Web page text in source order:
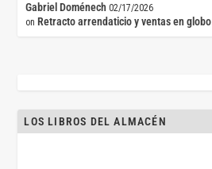
Gabriel Doménech 02/17/2026
on Retracto arrendaticio y ventas en globo
LOS LIBROS DEL ALMACÉN